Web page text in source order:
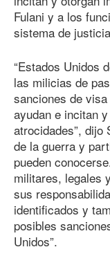
Fulani y a los
sistema de
“Estados Unidos
las milicias de
sanciones de
ayudan e incitan
atrocidades”, dijo
de la guerra y
pueden
militares, legales
sus
identificados y
posibles
Unidos”.